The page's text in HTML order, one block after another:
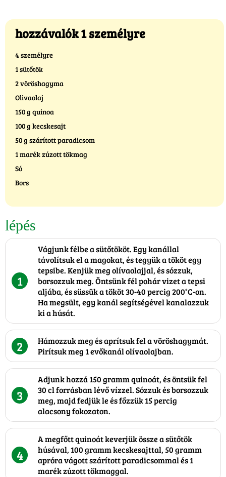
hozzávalók 1 személyre
4 személyre
1 sütőtök
2 vöröshagyma
Olivaolaj
150 g quinoa
100 g kecskesajt
50 g szárított paradicsom
1 marék zúzott tökmag
Só
Bors
lépés
1
Vágjunk félbe a sütőtököt. Egy kanállal
távolítsuk el a magokat, és tegyük a tököt egy
tepsibe. Kenjük meg olívaolajjal, és sózzuk,
borsozzuk meg. Öntsünk fél pohár vizet a tepsi
aljába, és süssük a tököt 30-40 percig 200°C-on.
Ha megsült, egy kanál segítségével kanalazzuk
ki a húsát.
2
Hámozzuk meg és aprítsuk fel a vöröshagymát.
Pirítsuk meg 1 evőkanál olívaolajban.
3
Adjunk hozzá 150 gramm quinoát, és öntsük fel
30 cl forrásban lévő vízzel. Sózzuk és borsozzuk
meg, majd fedjük le és főzzük 15 percig
alacsony fokozaton.
4
A megfőtt quinoát keverjük össze a sütőtök
húsával, 100 gramm kecskesajttal, 50 gramm
apróra vágott szárított paradicsommal és 1
marék zúzott tökmaggal.